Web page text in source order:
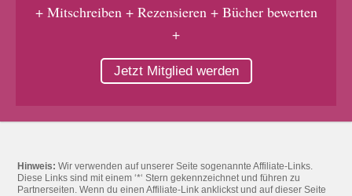
+ Mitschreiben + Rezensieren + Bücher bewerten
+
Jetzt Mitglied werden
Hinweis: Wir verwenden auf unserer Seite sogenannte Affiliate-Links.
Diese Links sind mit einem ‘*‘ Stern gekennzeichnet und führen zu
Partnerseiten. Wenn du einen Affiliate-Link anklickst und auf dieser Seite